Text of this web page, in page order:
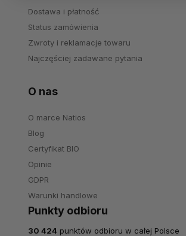
Dostawa i płatność
Status zamówienia
Zwroty i reklamacje towaru
Najczęściej zadawane pytania
O nas
O marce Natios
Blog
Certyfikat BIO
Opinie
GDPR
Warunki handlowe
Punkty odbioru
30 424 punktów odbioru w całej Polsce